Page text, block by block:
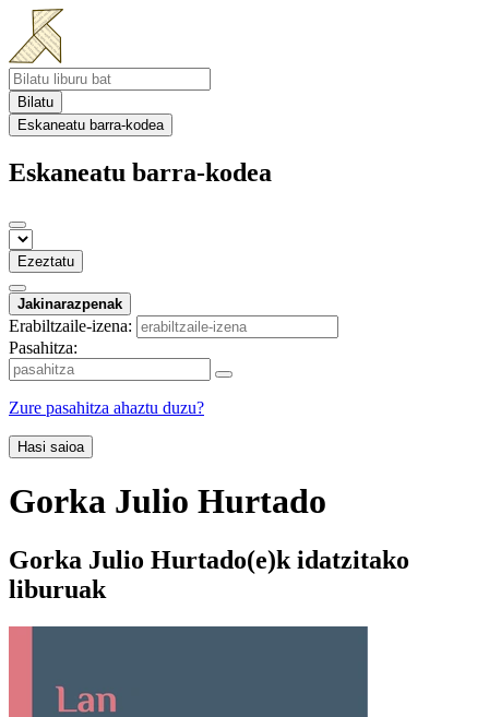
Bilatu
Eskaneatu barra-kodea
Eskaneatu barra-kodea
Ezeztatu
Jakinarazpenak
Erabiltzaile-izena:
Pasahitza:
Zure pasahitza ahaztu duzu?
Hasi saioa
Gorka Julio Hurtado
Gorka Julio Hurtado(e)k idatzitako
liburuak